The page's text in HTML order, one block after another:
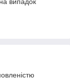
випадок